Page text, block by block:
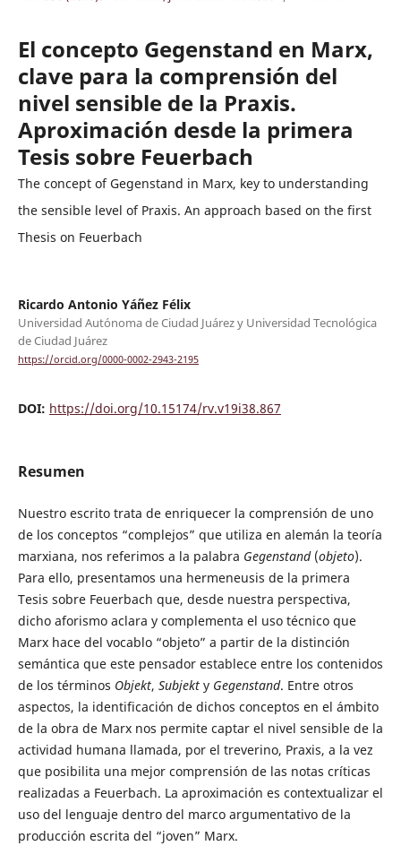
El concepto Gegenstand en Marx,
clave para la comprensión del
nivel sensible de la Praxis.
Aproximación desde la primera
Tesis sobre Feuerbach
The concept of Gegenstand in Marx, key to understanding
the sensible level of Praxis. An approach based on the first
Thesis on Feuerbach
Ricardo Antonio Yáñez Félix
Universidad Autónoma de Ciudad Juárez y Universidad Tecnológica
de Ciudad Juárez
https://orcid.org/0000-0002-2943-2195
DOI: https://doi.org/10.15174/rv.v19i38.867
Resumen
Nuestro escrito trata de enriquecer la comprensión de uno
de los conceptos “complejos” que utiliza en alemán la teoría
marxiana, nos referimos a la palabra Gegenstand (objeto).
Para ello, presentamos una hermeneusis de la primera
Tesis sobre Feuerbach que, desde nuestra perspectiva,
dicho aforismo aclara y complementa el uso técnico que
Marx hace del vocablo “objeto” a partir de la distinción
semántica que este pensador establece entre los contenidos
de los términos Objekt, Subjekty Gegenstand. Entre otros
aspectos, la identificación de dichos conceptos en el ámbito
de la obra de Marx nos permite captar el nivel sensible de la
actividad humana llamada, por el treverino, Praxis, a la vez
que posibilita una mejor comprensión de las notas críticas
realizadas a Feuerbach. La aproximación es contextualizar el
uso del lenguaje dentro del marco argumentativo de la
producción escrita del “joven” Marx.